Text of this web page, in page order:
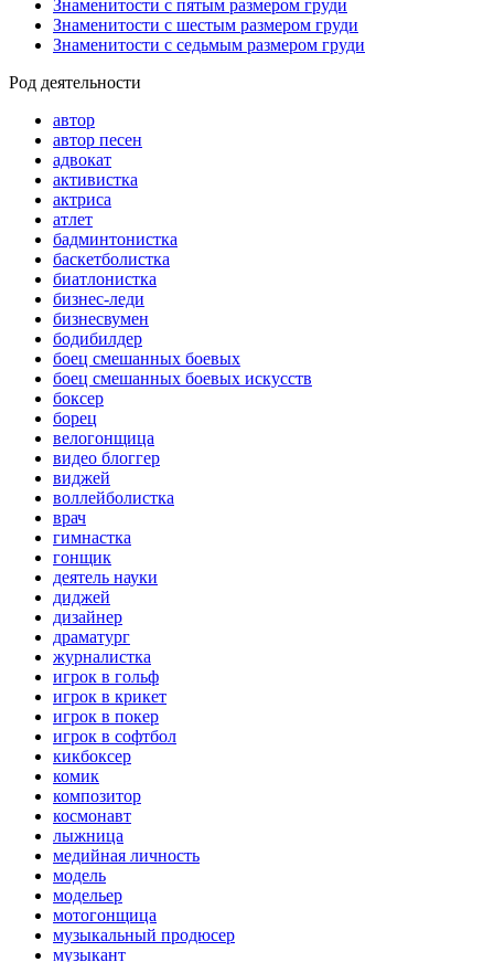
Знаменитости с пятым размером груди
Знаменитости с шестым размером груди
Знаменитости с седьмым размером груди
Род деятельности
автор
автор песен
адвокат
активистка
актриса
атлет
бадминтонистка
баскетболистка
биатлонистка
бизнес-леди
бизнесвумен
бодибилдер
боец смешанных боевых
боец смешанных боевых искусств
боксер
борец
велогонщица
видео блоггер
виджей
воллейболистка
врач
гимнастка
гонщик
деятель науки
диджей
дизайнер
драматург
журналистка
игрок в гольф
игрок в крикет
игрок в покер
игрок в софтбол
кикбоксер
комик
композитор
космонавт
лыжница
медийная личность
модель
модельер
мотогонщица
музыкальный продюсер
музыкант